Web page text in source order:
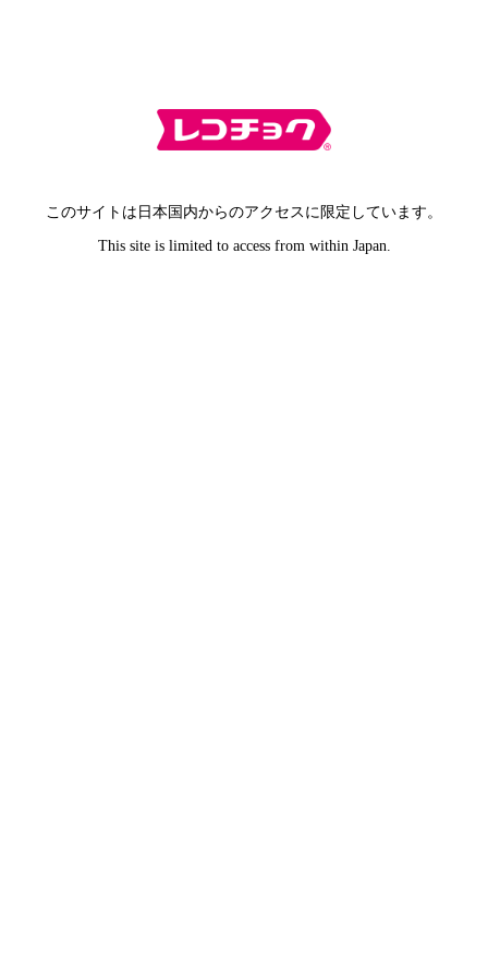
このサイトは日本国内からのアクセスに限定しています。
This site is limited to access from within Japan.